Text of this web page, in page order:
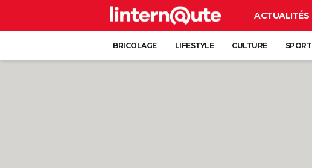
ACTUALITÉS
BRICOLAGE LIFESTYLE CULTURE SPORT